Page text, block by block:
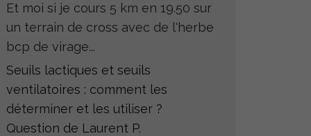
Et moi si je cours 5 km en 19.50 sur
un terrain de cross avec de l'herbe
bcp de virage...
Seuils lactiques et seuils
ventilatoires : comment les
déterminer et les utiliser ?
Question de Laurent P.